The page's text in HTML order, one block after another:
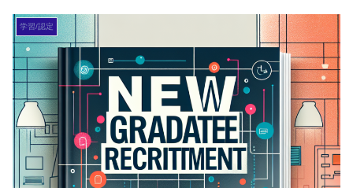
学習/認定